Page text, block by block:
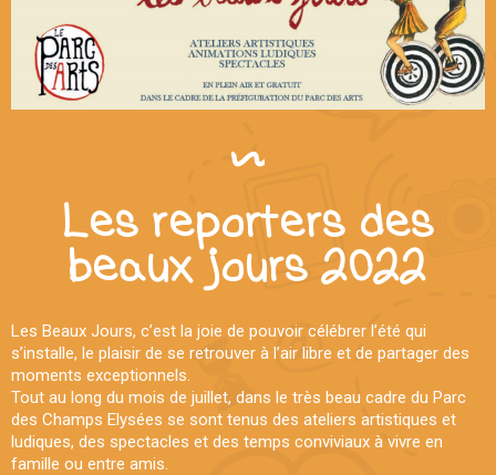
Les reporters des
beaux jours 2022
Les Beaux Jours, c’est la joie de pouvoir célébrer l’été qui
s’installe, le plaisir de se retrouver à l’air libre et de partager des
moments exceptionnels.
Tout au long du mois de juillet, dans le très beau cadre du Parc
des Champs Elysées se sont tenus des ateliers artistiques et
ludiques, des spectacles et des temps conviviaux à vivre en
famille ou entre amis.